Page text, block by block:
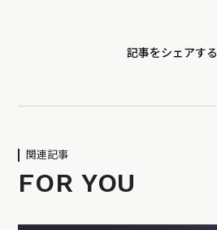
記事をシェアする
関連記事
FOR YOU